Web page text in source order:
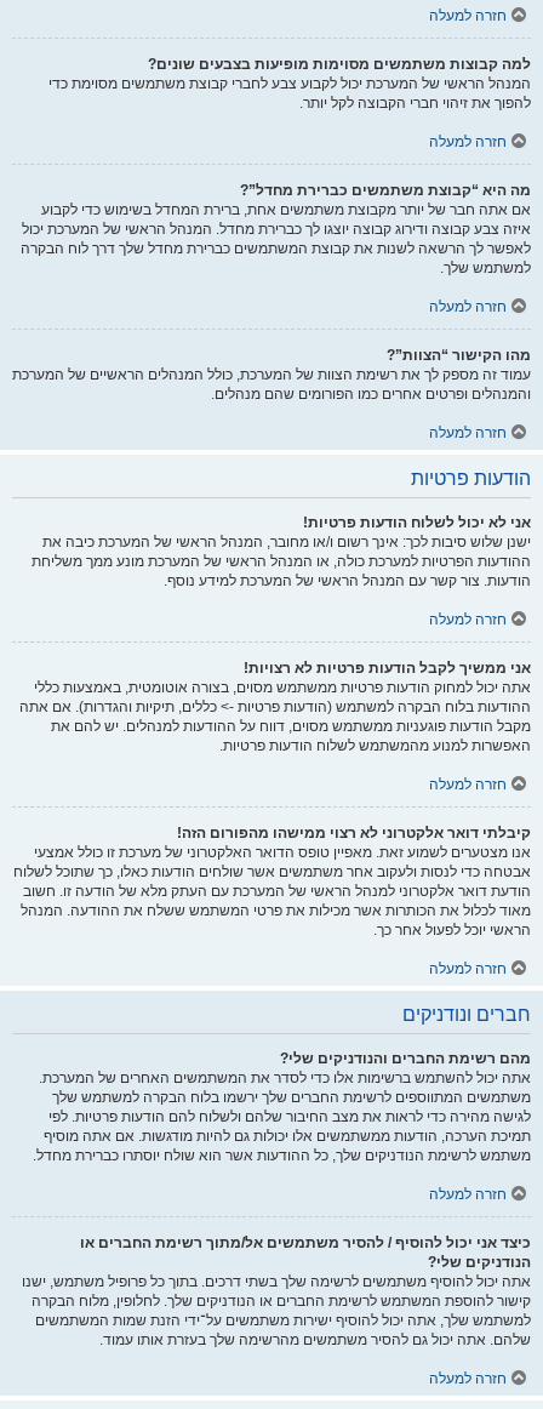
חזרה למעלה
למה קבוצות משתמשים מסוימות מופיעות בצבעים שונים?
המנהל הראשי של המערכת יכול לקבוע צבע לחברי קבוצת משתמשים מסוימת כדי
להפוך את זיהוי חברי הקבוצה לקל יותר.
חזרה למעלה
מה היא “קבוצת משתמשים כברירת מחדל”?
אם אתה חבר של יותר מקבוצת משתמשים אחת, ברירת המחדל בשימוש כדי לקבוע
איזה צבע קבוצה ודירוג קבוצה יוצגו לך כברירת מחדל. המנהל הראשי של המערכת יכול
לאפשר לך הרשאה לשנות את קבוצת המשתמשים כברירת מחדל שלך דרך לוח הבקרה
למשתמש שלך.
חזרה למעלה
מהו הקישור “הצוות”?
עמוד זה מספק לך את רשימת הצוות של המערכת, כולל המנהלים הראשיים של המערכת
והמנהלים ופרטים אחרים כמו הפורומים שהם מנהלים.
חזרה למעלה
הודעות פרטיות
אני לא יכול לשלוח הודעות פרטיות!
ישנן שלוש סיבות לכך: אינך רשום ו/או מחובר, המנהל הראשי של המערכת כיבה את
ההודעות הפרטיות למערכת כולה, או המנהל הראשי של המערכת מונע ממך משליחת
הודעות. צור קשר עם המנהל הראשי של המערכת למידע נוסף.
חזרה למעלה
אני ממשיך לקבל הודעות פרטיות לא רצויות!
אתה יכול למחוק הודעות פרטיות ממשתמש מסוים, בצורה אוטומטית, באמצעות כללי
ההודעות בלוח הבקרה למשתמש (הודעות פרטיות -> כללים, תיקיות והגדרות). אם אתה
מקבל הודעות פוגעניות ממשתמש מסוים, דווח על ההודעות למנהלים. יש להם את
האפשרות למנוע מהמשתמש לשלוח הודעות פרטיות.
חזרה למעלה
קיבלתי דואר אלקטרוני לא רצוי ממישהו מהפורום הזה!
אנו מצטערים לשמוע זאת. מאפיין טופס הדואר האלקטרוני של מערכת זו כולל אמצעי
אבטחה כדי לנסות ולעקוב אחר משתמשים אשר שולחים הודעות כאלו, כך שתוכל לשלוח
הודעת דואר אלקטרוני למנהל הראשי של המערכת עם העתק מלא של הודעה זו. חשוב
מאוד לכלול את הכותרות אשר מכילות את פרטי המשתמש ששלח את ההודעה. המנהל
הראשי יוכל לפעול אחר כך.
חזרה למעלה
חברים ונודניקים
מהם רשימת החברים והנודניקים שלי?
אתה יכול להשתמש ברשימות אלו כדי לסדר את המשתמשים האחרים של המערכת.
משתמשים המתווספים לרשימת החברים שלך ירשמו בלוח הבקרה למשתמש שלך
לגישה מהירה כדי לראות את מצב החיבור שלהם ולשלוח להם הודעות פרטיות. לפי
תמיכת הערכה, הודעות ממשתמשים אלו יכולות גם להיות מודגשות. אם אתה מוסיף
משתמש לרשימת הנודניקים שלך, כל ההודעות אשר הוא שולח יוסתרו כברירת מחדל.
חזרה למעלה
כיצד אני יכול להוסיף / להסיר משתמשים אל/מתוך רשימת החברים או
הנודניקים שלי?
אתה יכול להוסיף משתמשים לרשימה שלך בשתי דרכים. בתוך כל פרופיל משתמש, ישנו
קישור להוספת המשתמש לרשימת החברים או הנודניקים שלך. לחלופין, מלוח הבקרה
למשתמש שלך, אתה יכול להוסיף ישירות משתמשים על־ידי הזנת שמות המשתמשים
שלהם. אתה יכול גם להסיר משתמשים מהרשימה שלך בעזרת אותו עמוד.
חזרה למעלה